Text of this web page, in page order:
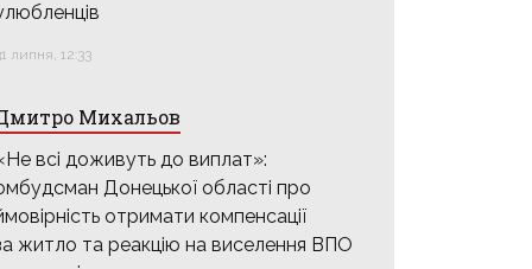
липня, 12:33
Михальов
всі доживуть до виплат»:
Донецької області про
отримати компенсації
житло та реакцію на виселення ВПО